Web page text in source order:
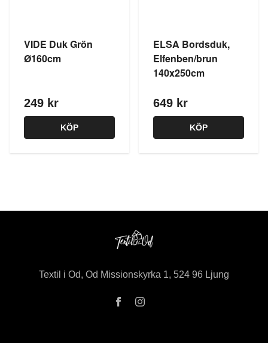
VIDE Duk Grön
Ø160cm
249 kr
KÖP
ELSA Bordsduk,
Elfenben/brun
140x250cm
649 kr
KÖP
Textil i Od, Od Missionskyrka 1, 524 96 Ljung